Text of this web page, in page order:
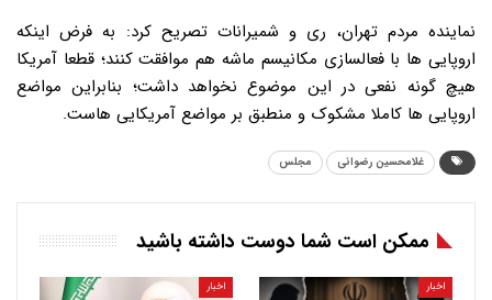
نماینده مردم تهران، ری و شمیرانات تصریح کرد: به فرض اینکه
اروپایی ها با فعالسازی مکانیسم ماشه هم موافقت کنند؛ قطعا آمریکا
هیچ گونه نفعی در این موضوع نخواهد داشت؛ بنابراین مواضع
اروپایی ها کاملا مشکوک و منطبق بر مواضع آمریکایی هاست.
غلامحسین رضوانی مجلس
ممکن است شما دوست داشته باشید
اخبار اخبار